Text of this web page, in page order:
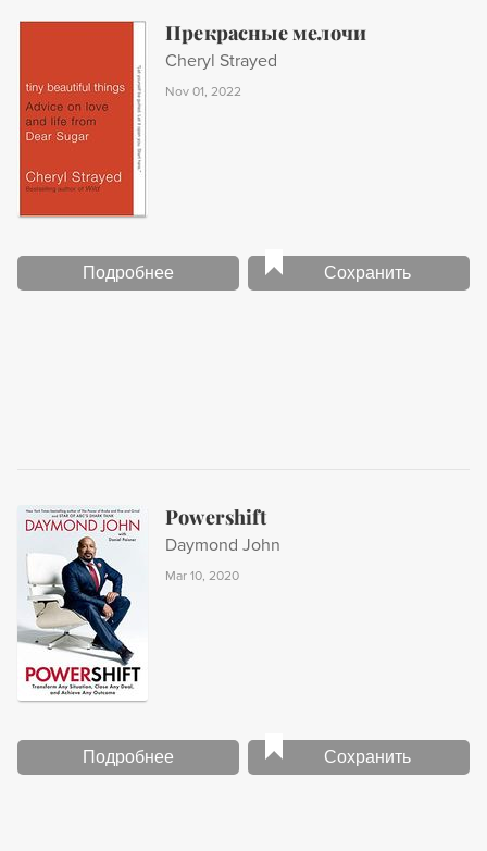
Прекрасные мелочи
Cheryl Strayed
Nov 01, 2022
Подробнее Сохранить
Powershift
Daymond John
Mar 10, 2020
Подробнее Сохранить